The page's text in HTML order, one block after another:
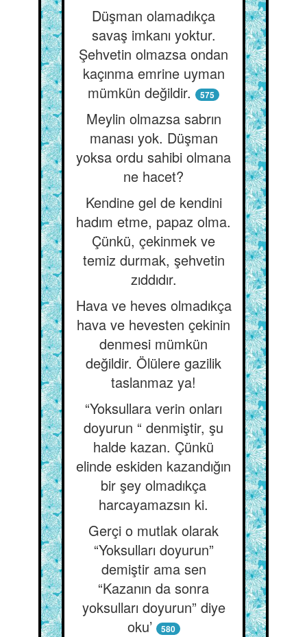
Düşman olamadıkça
savaş imkanı yoktur.
Şehvetin olmazsa ondan
kaçınma emrine uyman
mümkün değildir.
575
Meylin olmazsa sabrın
manası yok. Düşman
yoksa ordu sahibi olmana
ne hacet?
Kendine gel de kendini
hadım etme, papaz olma.
Çünkü, çekinmek ve
temiz durmak, şehvetin
zıddıdır.
Hava ve heves olmadıkça
hava ve hevesten çekinin
denmesi mümkün
değildir. Ölülere gazilik
taslanmaz ya!
“Yoksullara verin onları
doyurun “ denmiştir, şu
halde kazan. Çünkü
elinde eskiden kazandığın
bir şey olmadıkça
harcayamazsın ki.
Gerçi o mutlak olarak
“Yoksulları doyurun”
demiştir ama sen
“Kazanın da sonra
yoksulları doyurun” diye
oku’
580